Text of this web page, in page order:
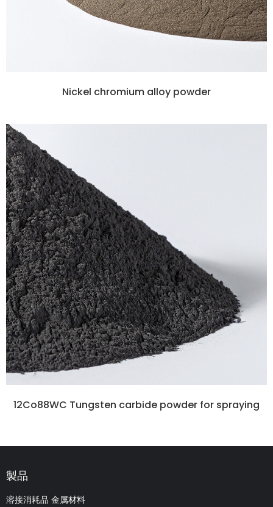
Nickel chromium alloy powder
12Co88WC Tungsten carbide powder for spraying
製品
溶接消耗品 金属材料